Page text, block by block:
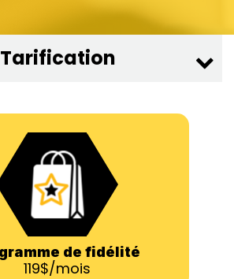
de fidélité
119$/mois
Tarification